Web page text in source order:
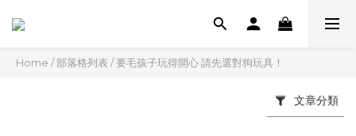
Home /部落格列表 /要毛孩子玩得開心 請先選對狗玩具！
文章分類